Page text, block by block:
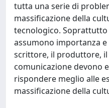
tutta una serie di
massificazione della
tecnologico.
assumono importanza
scrittore, il produttore,
comunicazione devono
rispondere meglio alle
massificazione della